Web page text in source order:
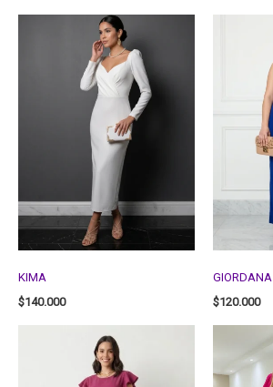
KIMA
$140.000
GIORDANA
$120.000